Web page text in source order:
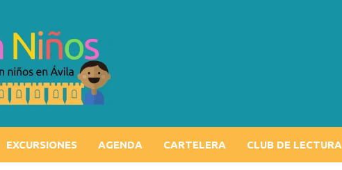
EXCURSIONES AGENDA CARTELERA CLUB DE LECTURA